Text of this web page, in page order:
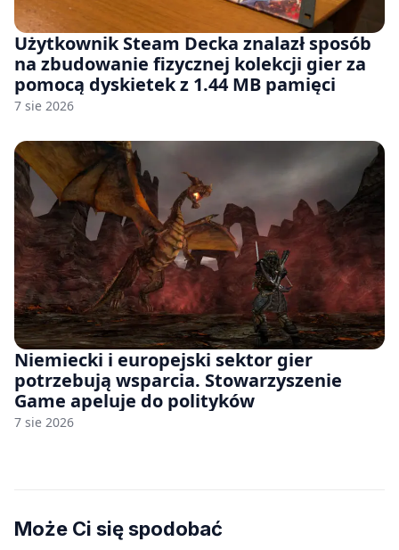
Użytkownik Steam Decka znalazł sposób
na zbudowanie fizycznej kolekcji gier za
pomocą dyskietek z 1.44 MB pamięci
7 sie 2026
Niemiecki i europejski sektor gier
potrzebują wsparcia. Stowarzyszenie
Game apeluje do polityków
7 sie 2026
Może Ci się spodobać